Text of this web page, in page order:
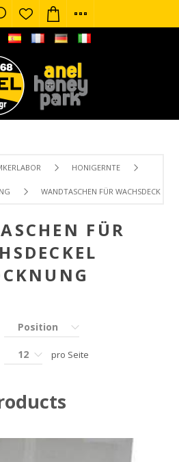
HONIGERNTE
WANDTASCHEN FÜR WACHSDECKEL
FÜR
Position
12 pro Seite